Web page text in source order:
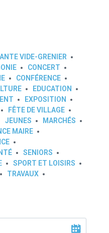
VIDE-GRENIER
CONCERT
CONFÉRENCE
EDUCATION
EXPOSITION
FÊTE DE VILLAGE
JEUNES
MARCHÉS
MAIRE
SENIORS
SPORT ET LOISIRS
TRAVAUX